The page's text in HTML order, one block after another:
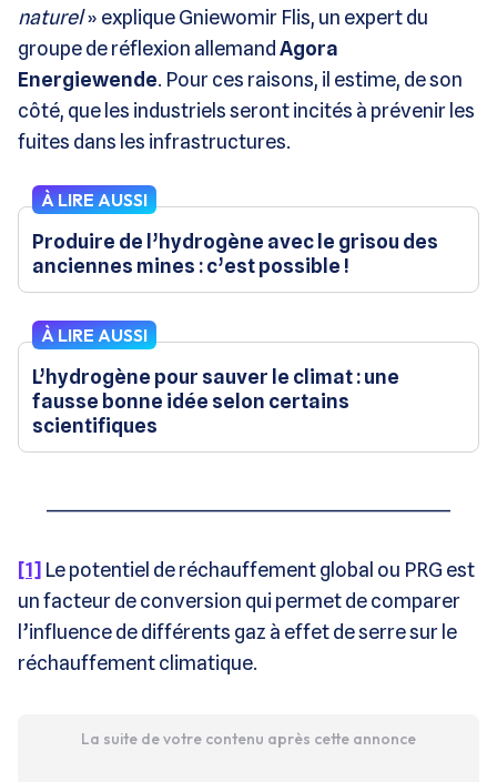
naturel» explique Gniewomir Flis, un expert du
groupe de réflexion allemand Agora
Energiewende. Pour ces raisons, il estime, de son
côté, que les industriels seront incités à prévenir les
fuites dans les infrastructures.
À LIRE AUSSI
Produire de l’hydrogène avec le grisou des
anciennes mines : c’est possible !
À LIRE AUSSI
L’hydrogène pour sauver le climat : une
fausse bonne idée selon certains
scientifiques
____________________________________________________
[1] Le potentiel de réchauffement global ou PRG est
un facteur de conversion qui permet de comparer
l’influence de différents gaz à effet de serre sur le
réchauffement climatique.
La suite de votre contenu après cette annonce